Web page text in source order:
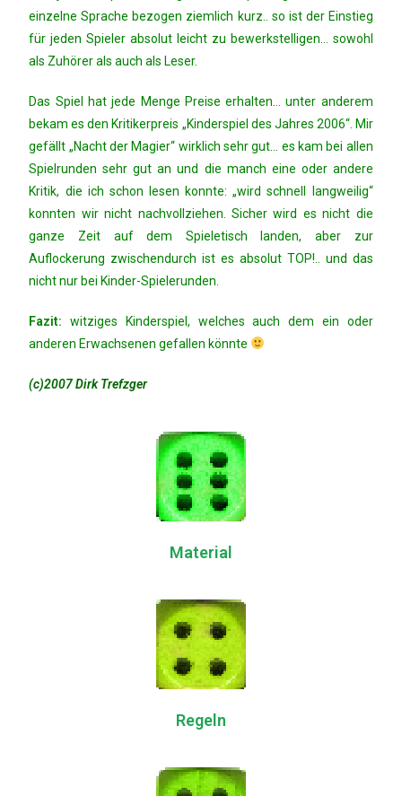
einzelne Sprache bezogen ziemlich kurz.. so ist der Einstieg
für jeden Spieler absolut leicht zu bewerkstelligen… sowohl
als Zuhörer als auch als Leser.
Das Spiel hat jede Menge Preise erhalten… unter anderem
bekam es den Kritikerpreis „Kinderspiel des Jahres 2006“. Mir
gefällt „Nacht der Magier“ wirklich sehr gut… es kam bei allen
Spielrunden sehr gut an und die manch eine oder andere
Kritik, die ich schon lesen konnte: „wird schnell langweilig“
konnten wir nicht nachvollziehen. Sicher wird es nicht die
ganze Zeit auf dem Spieletisch landen, aber zur
Auflockerung zwischendurch ist es absolut TOP!.. und das
nicht nur bei Kinder-Spielerunden.
Fazit:witziges Kinderspiel, welches auch dem ein oder
anderen Erwachsenen gefallen könnte
(c)2007 Dirk Trefzger
Material
Regeln